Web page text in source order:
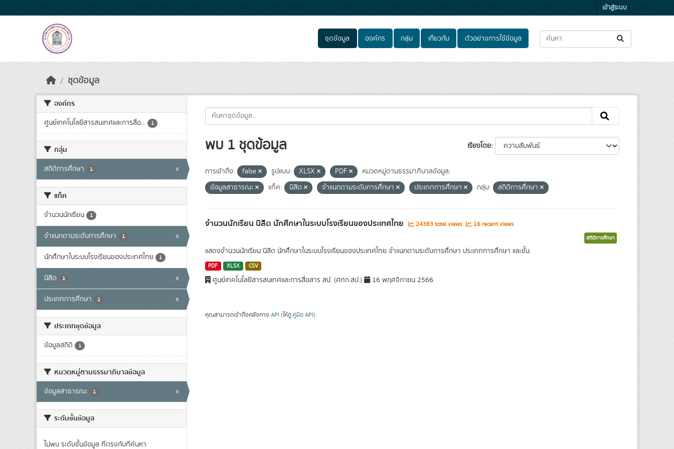
เข้าสู่ระบบ
ชุดข้อมูล องค์กร กลุ่ม เกี่ยวกับ ตัวอย่างการใช้ข้อมูล
ชุดข้อมูล
องค์กร
ศูนย์เทคโนโลยีสารสนเทศและการสื่อ... 1
กลุ่ม
สถิติการศึกษา 1 x
แท็ค
จำนวนนักเรียน 1
จำแนกตามระดับการศึกษา 1 x
นักศึกษาในระบบโรงเรียนของประเทศไทย 1
นิสิต 1 x
ประเภทการศึกษา 1 x
ประเภทชุดข้อมูล
ข้อมูลสถิติ 1
หมวดหมู่ตามธรรมาภิบาลข้อมูล
ข้อมูลสาธารณะ 1 x
ระดับชั้นข้อมูล
ไม่พบ ระดับชั้นข้อมูล ที่ตรงกับที่ค้นหา
เรียงโดย
พบ 1 ชุดข้อมูล
การเข้าถึง: false รูปแบบ: XLSX PDF
หมวดหมู่ตามธรรมาภิบาลข้อมูล:
ข้อมูลสาธารณะ
แท็ค: นิสิต จำแนกตามระดับการศึกษา ประเภทการศึกษา กลุ่ม: สถิติการศึกษา
จำนวนนักเรียน นิสิต นักศึกษาในระบบโรงเรียนของประเทศไทย 24383 total views 16 recent views
สถิติการศึกษา
แสดงจำนวนนักเรียน นิสิต นักศึกษาในระบบโรงเรียนของประเทศไทย จำแนกตามระดับการศึกษา ประเภทการศึกษา และชั้น
PDF XLSX CSV
ศูนย์เทคโนโลยีสารสนเทศและการสื่อสาร สป. (ศทก.สป.) 16 พฤศจิกายน 2566
คุณสามารถเข้าถึงคลังทาง API (ให้ดู คู่มือ API).